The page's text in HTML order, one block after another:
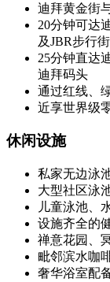
迪拜黄金街
20分钟可达
及JBR步行街
25分钟直达
迪拜码头
通过红线、
近享世界级
休闲设施
私家无边泳
大型社区泳
儿童泳池、
设施齐全的
禅意花园、
毗邻滨水咖
奢华浴室配